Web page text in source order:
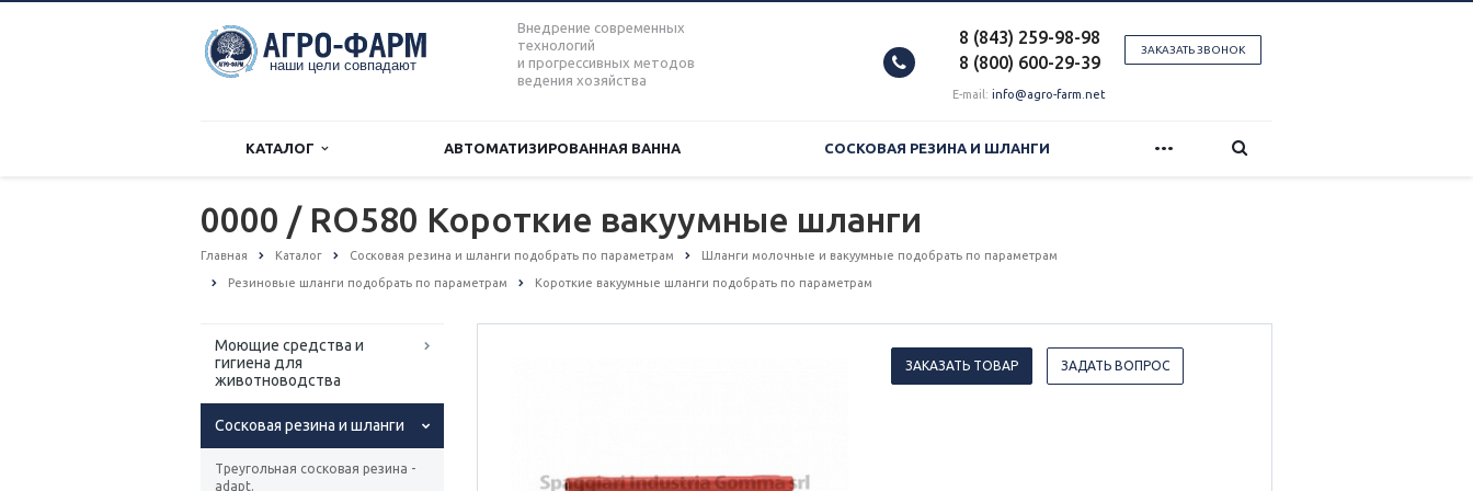
Внедрение современных
технологий
и прогрессивных методов
ведения хозяйства
ЗАКАЗАТЬ ЗВОНОК
8 (843) 259-98-98
8 (800) 600-29-39
E-mail: info@agro-farm.net
КАТАЛОГ АВТОМАТИЗИРОВАННАЯ ВАННА СОСКОВАЯ РЕЗИНА И ШЛАНГИ ...
0000 / RO580 Короткие вакуумные шланги
Главная Каталог Сосковая резина и шланги подобрать по параметрам Шланги молочные и вакуумные подобрать по параметрам
Резиновые шланги подобрать по параметрам Короткие вакуумные шланги подобрать по параметрам
Моющие средства и
гигиена для
животноводства
Сосковая резина и шланги
Треугольная сосковая резина -
adapt.
ЗАКАЗАТЬ ТОВАР ЗАДАТЬ ВОПРОС